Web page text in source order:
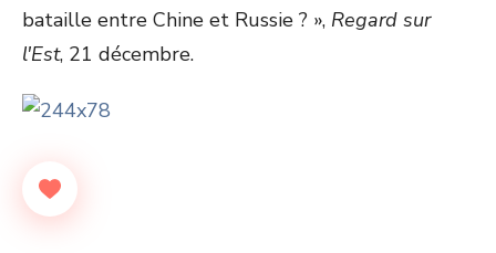
bataille entre Chine et Russie ? », Regard sur
l'Est, 21 décembre.